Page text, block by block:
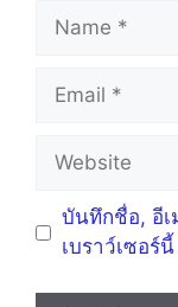
Name
Email
Website
บันทึกชื่อ, อี
เบราว์เซอร์